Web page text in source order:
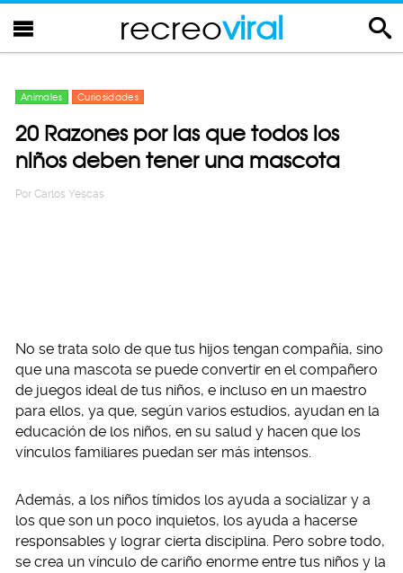
recreoviral
Animales Curiosidades
20 Razones por las que todos los
niños deben tener una mascota
Por Carlos Yescas
No se trata solo de que tus hijos tengan compañía, sino
que una mascota se puede convertir en el compañero
de juegos ideal de tus niños, e incluso en un maestro
para ellos, ya que, según varios estudios, ayudan en la
educación de los niños, en su salud y hacen que los
vínculos familiares puedan ser más intensos.
Además, a los niños tímidos los ayuda a socializar y a
los que son un poco inquietos, los ayuda a hacerse
responsables y lograr cierta disciplina. Pero sobre todo,
se crea un vínculo de cariño enorme entre tus niños y la